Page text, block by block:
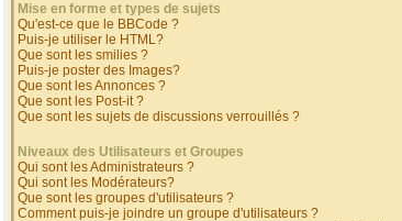
Mise en forme et types de sujets
Qu'est-ce que le BBCode ?
Puis-je utiliser le HTML?
Que sont les smilies ?
Puis-je poster des Images?
Que sont les Annonces ?
Que sont les Post-it ?
Que sont les sujets de discussions verrouillés ?
Niveaux des Utilisateurs et Groupes
Qui sont les Administrateurs ?
Qui sont les Modérateurs?
Que sont les groupes d'utilisateurs ?
Comment puis-je joindre un groupe d'utilisateurs ?